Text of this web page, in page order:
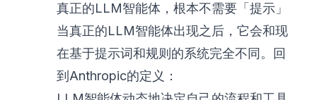
真正的LLM智能体，根本不需要「提示」
当真正的LLM智能体出现之后，它会和现
在基于提示词和规则的系统完全不同。回
到Anthropic的定义：